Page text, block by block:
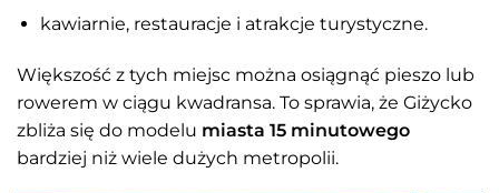
kawiarnie, restauracje i atrakcje turystyczne.
Większość z tych miejsc można osiągnąć pieszo lub
rowerem w ciągu kwadransa. To sprawia, że Giżycko
zbliża się do modelu miasta 15 minutowego
bardziej niż wiele dużych metropolii.